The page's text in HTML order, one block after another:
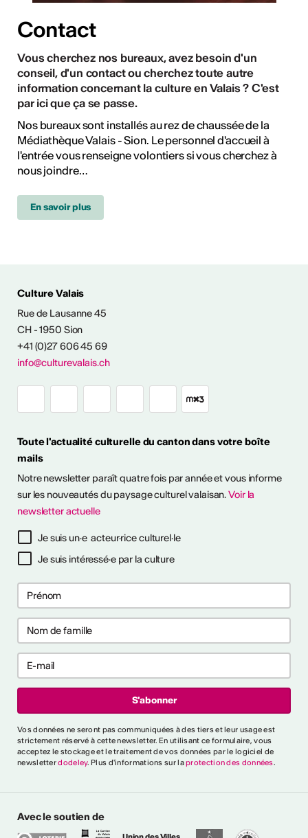
& CONTACT
2024/2025
Contact
Vous cherchez nos bureaux, avez besoin d'un
conseil, d'un contact ou cherchez toute autre
information concernant la culture en Valais ? C'est
par ici que ça se passe.
Nos bureaux sont installés au rez de chaussée de la
Médiathèque Valais - Sion. Le personnel d'accueil à
l'entrée vous renseigne volontiers si vous cherchez à
nous joindre…
En savoir plus
Culture Valais
Rue de Lausanne 45
CH - 1950 Sion
+41 (0)27 606 45 69
info@culturevalais.ch
Toute l'actualité culturelle du canton dans votre boîte
mails
Notre newsletter paraît quatre fois par année et vous informe
sur les nouveautés du paysage culturel valaisan.Voir la
newsletter actuelle
Je suis un·e acteur·rice culturel·le
Je suis intéressé·e par la culture
Vos données ne seront pas communiquées à des tiers et leur usage est
strictement réservé à cette newsletter. En utilisant ce formulaire, vous
acceptez le stockage et le traitement de vos données par le logiciel de
newsletterdodeley. Plus d'informations sur laprotection des données.
Avec le soutien de